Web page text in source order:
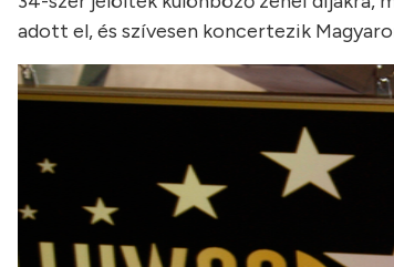
adott el, és szívesen koncertezik